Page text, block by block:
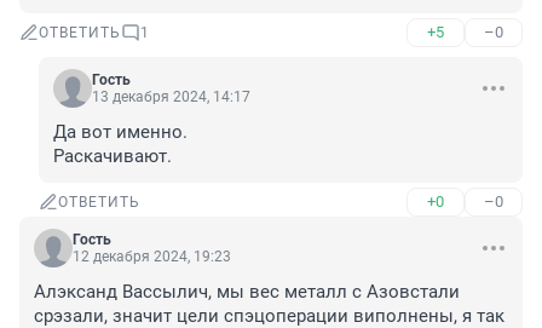
ОТВЕТИТЬ 1 +5 –0
Гость
13 декабря 2024, 14:17
Да вот именно.
Раскачивают.
ОТВЕТИТЬ +0 –0
Гость
12 декабря 2024, 19:23
Алэксанд Вассылич, мы вес металл с Азовстали
срэзали, значит цели спэцоперации виполнены, я так